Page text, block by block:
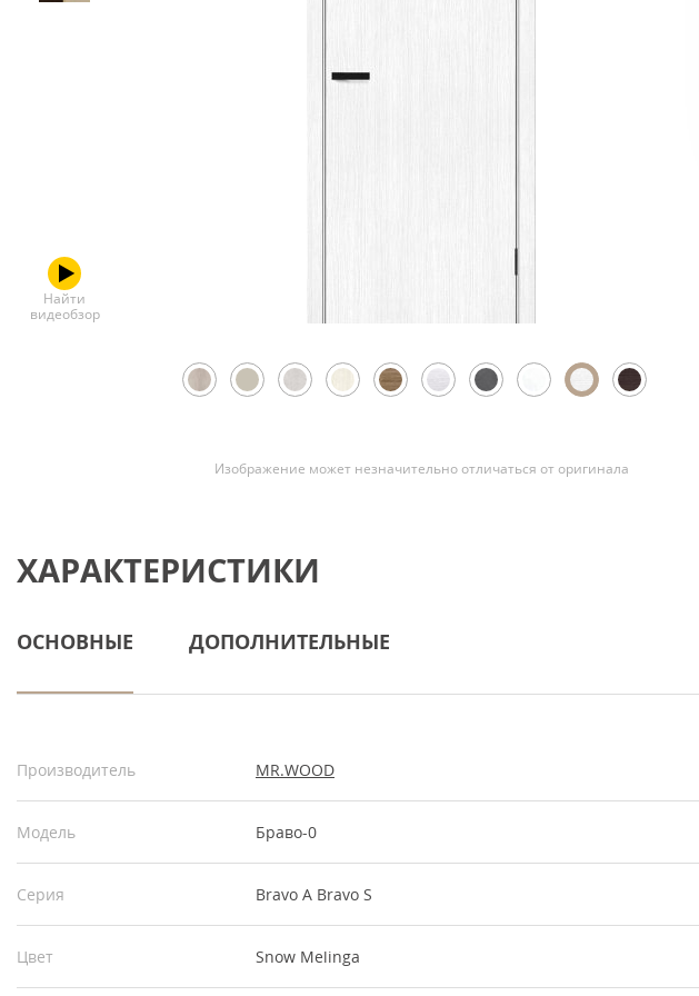
Найти
видеобзор
Изображение может незначительно отличаться от оригинала
ХАРАКТЕРИСТИКИ
ОСНОВНЫЕ ДОПОЛНИТЕЛЬНЫЕ
Производитель MR.WOOD
Модель Браво-0
Серия Bravo A Bravo S
Цвет Snow Melinga